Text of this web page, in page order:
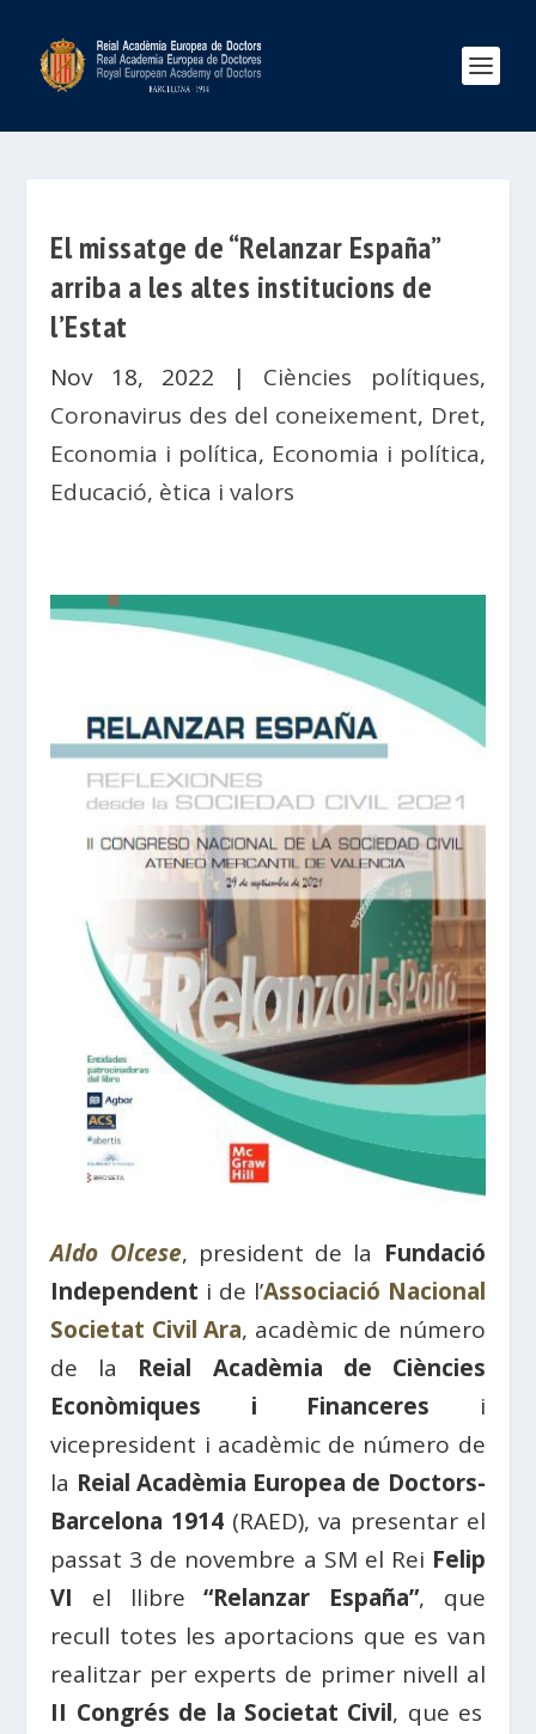
El missatge de “Relanzar España”
arriba a les altes institucions de
l’Estat
Nov 18, 2022 | Ciències polítiques,
Coronavirus des del coneixement, Dret,
Economia i política, Economia i política,
Educació, ètica i valors
Aldo Olcese, president de la Fundació
Independent i de l’Associació Nacional
Societat Civil Ara, acadèmic de número
de la Reial Acadèmia de Ciències
Econòmiques i Financeres i
vicepresident i acadèmic de número de
la Reial Acadèmia Europea de Doctors-
Barcelona 1914 (RAED), va presentar el
passat 3 de novembre a SM el Rei Felip
VI el llibre“Relanzar España”, que
recull totes les aportacions que es van
realitzar per experts de primer nivell al
II Congrés de la Societat Civil, que es